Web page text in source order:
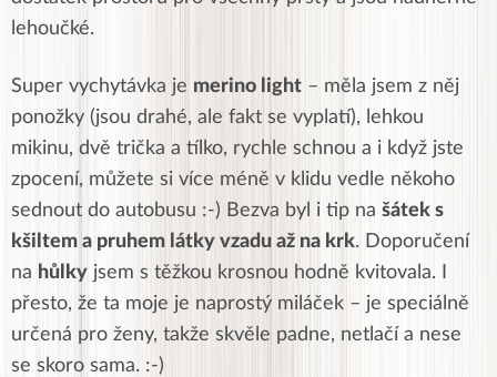
lehoučké.
Super vychytávka je merino light – měla jsem z něj
ponožky (jsou drahé, ale fakt se vyplatí), lehkou
mikinu, dvě trička a tílko, rychle schnou a i když jste
zpocení, můžete si více méně v klidu vedle někoho
sednout do autobusu :-) Bezva byl i tip na šátek s
kšiltem a pruhem látky vzadu až na krk. Doporučení
na hůlky jsem s těžkou krosnou hodně kvitovala. I
přesto, že ta moje je naprostý miláček – je speciálně
určená pro ženy, takže skvěle padne, netlačí a nese
se skoro sama. :-)